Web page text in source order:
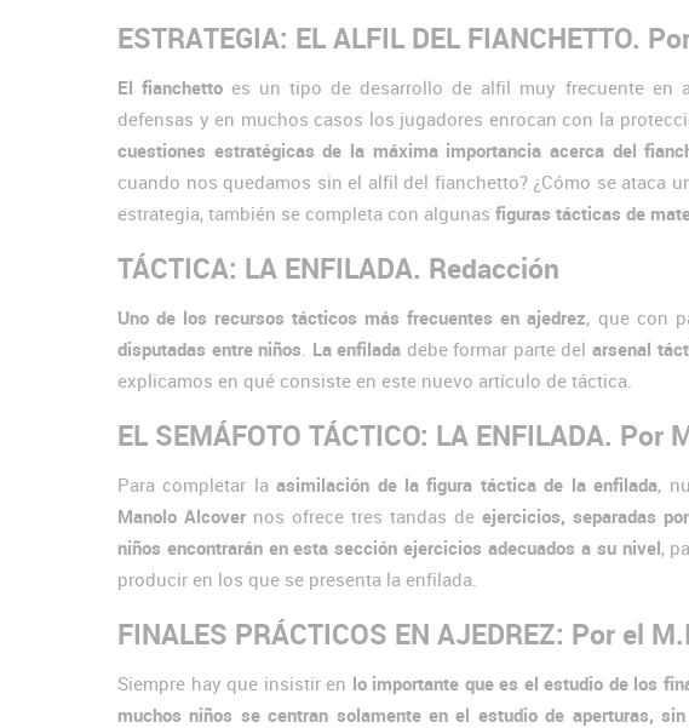
ESTRATEGIA: EL ALFIL DEL FIANCHETTO.
El fianchetto es un tipo de desarrollo de alfil muy frecuente en
defensas y en muchos casos los jugadores enrocan con la
cuestiones estratégicas de la máxima importancia acerca del
cuando nos quedamos sin el alfil del fianchetto? ¿Cómo se ataca
estrategia, también se completa con algunas figuras tácticas de
TÁCTICA: LA ENFILADA. Redacción
Uno de los recursos tácticos más frecuentes en ajedrez, que con
disputadas entre niños La enfilada debe formar parte del arsenal
explicamos en qué consiste en este nuevo artículo de táctica.
EL SEMÁFOTO TÁCTICO: LA ENFILADA. Por
Para completar laasimilación de la figura táctica de la enfilada,
Manolo Alcovernos ofrece tres tandas de ejercicios, separadas
niños encontrarán en esta sección ejercicios adecuados a su nivel,
producir en los que se presenta la enfilada.
FINALES PRÁCTICOS EN AJEDREZ: Por el
Siempre hay que insistir en lo importante que es el estudio de los
muchos niños se centran solamente en el estudio de aperturas,